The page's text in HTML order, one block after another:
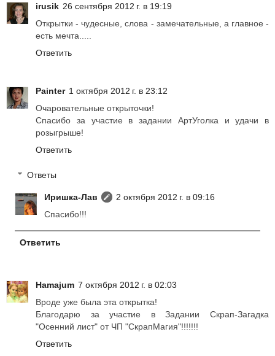
irusik 26 сентября 2012 г. в 19:19
Открытки - чудесные, слова - замечательные, а главное -
есть мечта.....
Ответить
Painter 1 октября 2012 г. в 23:12
Очаровательные открыточки!
Спасибо за участие в задании АртУголка и удачи в
розыгрыше!
Ответить
Ответы
Иришка-Лав
2 октября 2012 г. в 09:16
Спасибо!!!
Ответить
Hamajum 7 октября 2012 г. в 02:03
Вроде уже была эта открытка!
Благодарю за участие в Задании Скрап-Загадка
"Осенний лист" от ЧП "СкрапМагия"!!!!!!!
Ответить